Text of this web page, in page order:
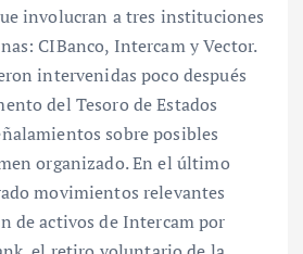
involucran a tres instituciones
CIBanco, Intercam y Vector.
intervenidas poco después
del Tesoro de Estados
sobre posibles
organizado. En el último
movimientos relevantes
de activos de Intercam por